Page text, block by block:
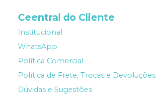
Ceentral do Cliente
Institucional
WhatsApp
Política Comercial
Política de Frete, Trocas e Devoluções
Dúvidas e Sugestões